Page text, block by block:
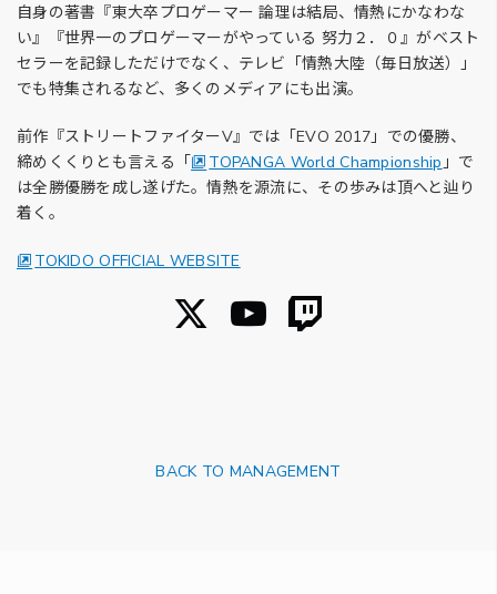
自身の著書『東大卒プロゲーマー 論理は結局、情熱にかなわな
い』『世界一のプロゲーマーがやっている 努力２．０』がベスト
セラーを記録しただけでなく、テレビ「情熱大陸（毎日放送）」
でも特集されるなど、多くのメディアにも出演。
前作『ストリートファイターV』では「EVO 2017」での優勝、
締めくくりとも言える「
TOPANGA World Championship」で
は全勝優勝を成し遂げた。情熱を源流に、その歩みは頂へと辿り
着く。
TOKIDO OFFICIAL WEBSITE
BACK TO MANAGEMENT